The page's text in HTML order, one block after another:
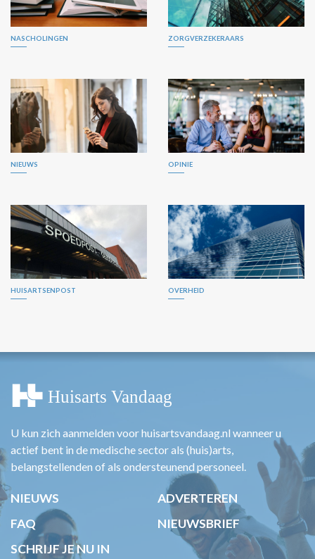
NASCHOLINGEN ZORGVERZEKERAARS
NIEUWS OPINIE
HUISARTSENPOST OVERHEID
U kun zich aanmelden voor huisartsvandaag.nl wanneer u
actief bent in de medische sector als (huis)arts,
belangstellenden of als ondersteunend personeel.
NIEUWS
ADVERTEREN
FAQ
NIEUWSBRIEF
SCHRIJF JE NU IN